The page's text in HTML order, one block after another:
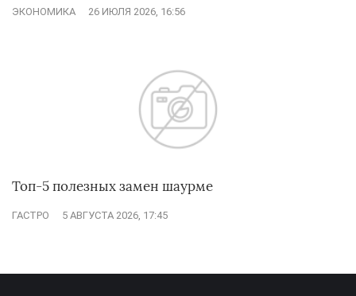
ЭКОНОМИКА 26 ИЮЛЯ 2026, 16:56
Топ-5 полезных замен шаурме
ГАСТРО 5 АВГУСТА 2026, 17:45